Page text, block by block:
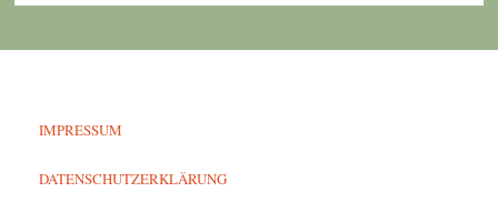
IMPRESSUM
DATENSCHUTZERKLÄRUNG